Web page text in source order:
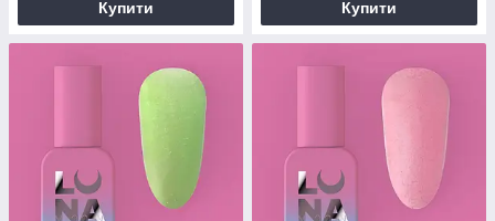
Купити Купити